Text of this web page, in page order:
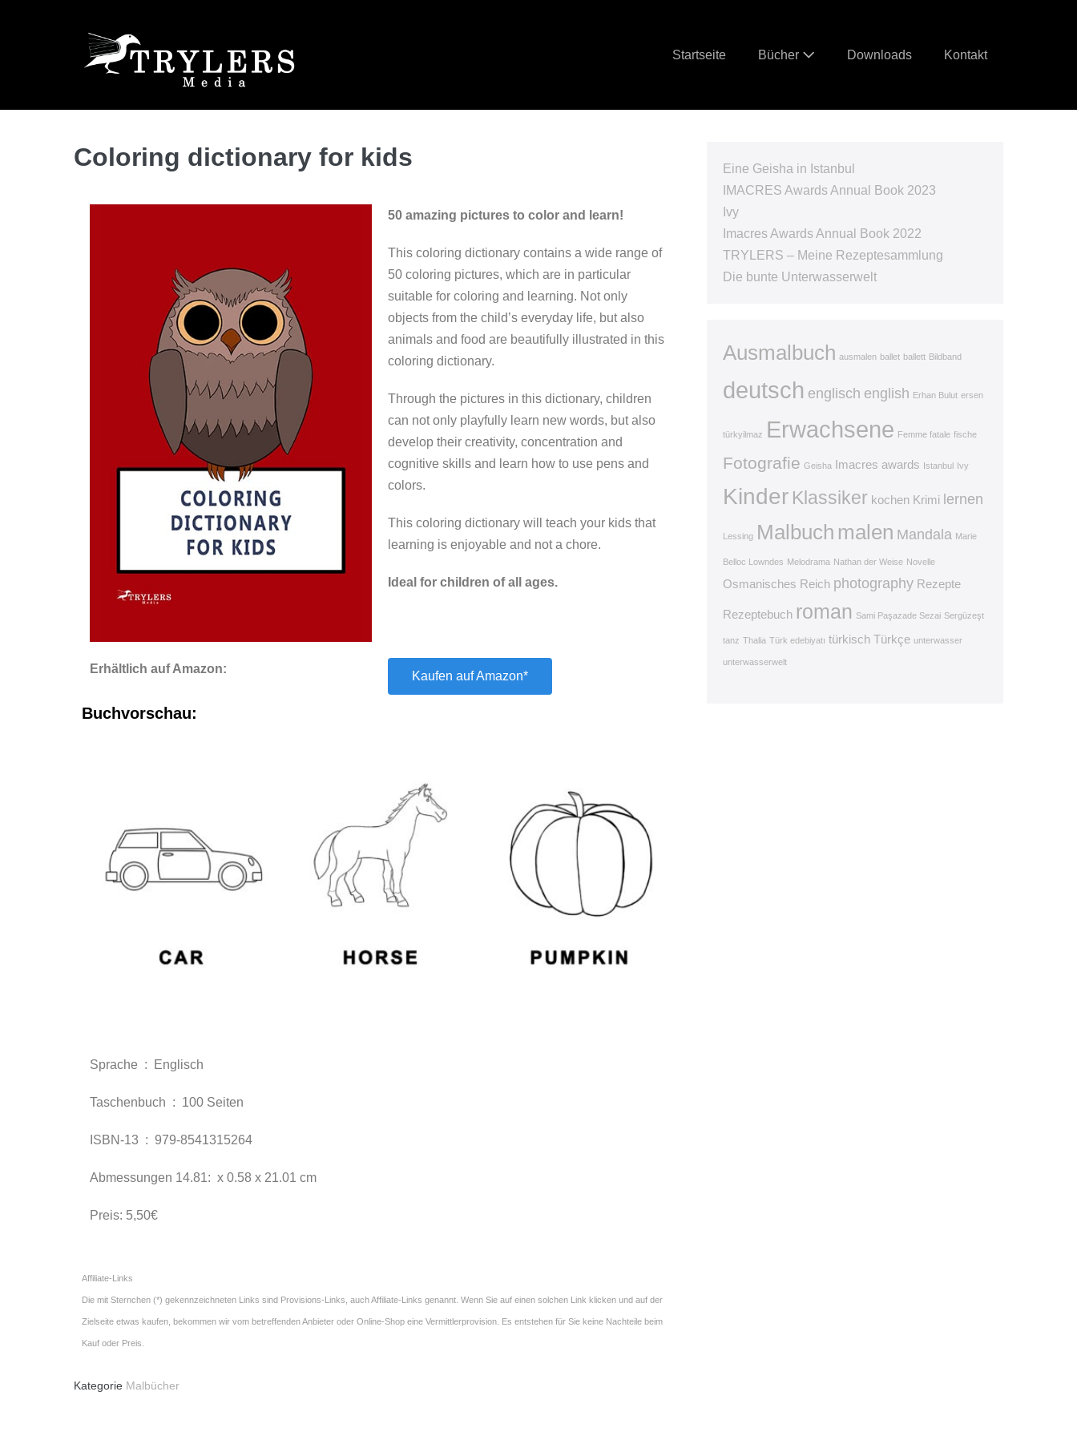
Startseite Bücher Downloads Kontakt
Coloring dictionary for kids
50 amazing pictures to color and learn!
This coloring dictionary contains a wide range of
50 coloring pictures, which are in particular
suitable for coloring and learning. Not only
objects from the child’s everyday life, but also
animals and food are beautifully illustrated in this
coloring dictionary.
Through the pictures in this dictionary, children
can not only playfully learn new words, but also
develop their creativity, concentration and
cognitive skills and learn how to use pens and
colors.
This coloring dictionary will teach your kids that
learning is enjoyable and not a chore.
Ideal for children of all ages.
Erhältlich auf Amazon:
Kaufen auf Amazon*
Buchvorschau:
Sprache ‏ : ‎ Englisch
Taschenbuch ‏ : ‎ 100 Seiten
ISBN-13 ‏ : ‎ 979-8541315264
Abmessungen ‏ : 14.81 x 0.58 x 21.01 cm
Preis: 5,50€
Affiliate-Links
Die mit Sternchen (*) gekennzeichneten Links sind Provisions-Links, auch Affiliate-Links genannt. Wenn Sie auf einen solchen Link klicken und auf der
Zielseite etwas kaufen, bekommen wir vom betreffenden Anbieter oder Online-Shop eine Vermittlerprovision. Es entstehen für Sie keine Nachteile beim
Kauf oder Preis.
Kategorie Malbücher
Eine Geisha in Istanbul
IMACRES Awards Annual Book 2023
Ivy
Imacres Awards Annual Book 2022
TRYLERS – Meine Rezeptesammlung
Die bunte Unterwasserwelt
Ausmalbuch ausmalen ballet ballett Bildband
deutsch englisch english Erhan Bulut ersen
türkyilmaz Erwachsene Femme fatale fische
Fotografie Geisha Imacres awards Istanbul Ivy
Kinder Klassiker kochen Krimi lernen
Lessing Malbuch malen Mandala Marie
Belloc Lowndes Melodrama Nathan der Weise Novelle
Osmanisches Reich photography Rezepte
Rezeptebuch roman Sami Paşazade Sezai Sergüzeşt
tanz Thalia Türk edebiyatı türkisch Türkçe unterwasser
unterwasserwelt